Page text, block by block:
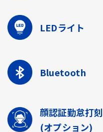
LEDライト
Bluetooth
顔認証勤怠打刻
(オプション)